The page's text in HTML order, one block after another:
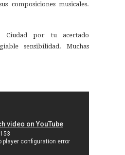
composiciones musicales.
Ciudad por tu acertado
sensibilidad. Muchas